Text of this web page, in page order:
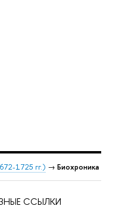
1725 гг.) → Биохроника
ССЫЛКИ